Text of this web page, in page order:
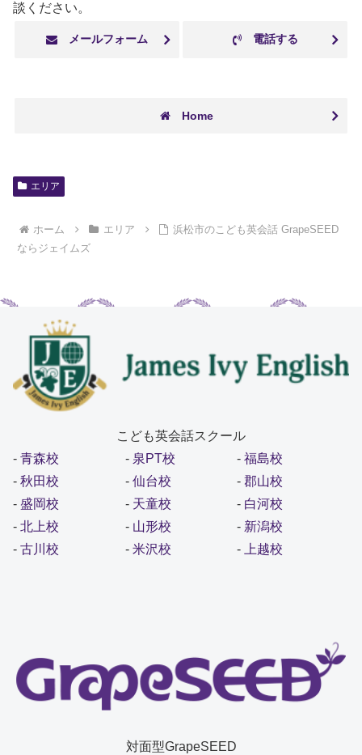
談ください。
メールフォーム 電話する
Home
エリア
ホーム エリア
浜松市のこども英会話 GrapeSEED
ならジェイムズ
こども英会話スクール
- 青森校
- 秋田校
- 盛岡校
- 北上校
- 古川校
- 泉PT校
- 仙台校
- 天童校
- 山形校
- 米沢校
-福島校
-郡山校
- 白河校
- 新潟校
-
上越校
対面型GrapeSEED